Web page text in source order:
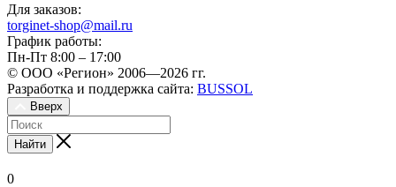
Для заказов:
torginet-shop@mail.ru
График работы:
Пн-Пт 8:00 – 17:00
© ООО «Регион» 2006—2026 гг.
Разработка и поддержка сайта: BUSSOL
Вверх
Найти
0